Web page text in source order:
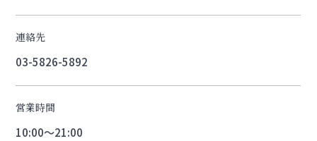
連絡先
03-5826-5892
営業時間
10:00～21:00